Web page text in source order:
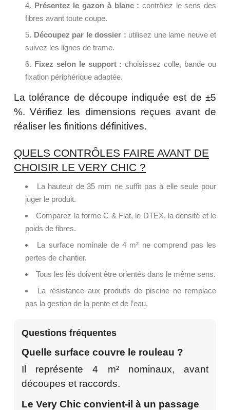
Présentez le gazon à blanc : contrôlez le sens des
fibres avant toute coupe.
Découpez par le dossier : utilisez une lame neuve et
suivez les lignes de trame.
Fixez selon le support : choisissez colle, bande ou
fixation périphérique adaptée.
La tolérance de découpe indiquée est de ±5
%. Vérifiez les dimensions reçues avant de
réaliser les finitions définitives.
QUELS CONTRÔLES FAIRE AVANT DE
CHOISIR LE VERY CHIC ?
La hauteur de 35 mm ne suffit pas à elle seule pour
juger le produit.
Comparez la forme C & Flat, le DTEX, la densité et le
poids de fibres.
La surface nominale de 4 m² ne comprend pas les
pertes de chantier.
Tous les lés doivent être orientés dans le même sens.
La résistance aux produits de piscine ne remplace
pas la gestion de la pente et de l’eau.
Questions fréquentes
Quelle surface couvre le rouleau ?
Il représente 4 m² nominaux, avant
découpes et raccords.
Le Very Chic convient-il à un passage